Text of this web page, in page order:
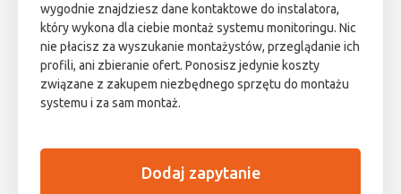
wygodnie znajdziesz dane kontaktowe do instalatora,
który wykona dla ciebie montaż systemu monitoringu. Nic
nie płacisz za wyszukanie montażystów, przeglądanie ich
profili, ani zbieranie ofert. Ponosisz jedynie koszty
związane z zakupem niezbędnego sprzętu do montażu
systemu i za sam montaż.
Dodaj zapytanie